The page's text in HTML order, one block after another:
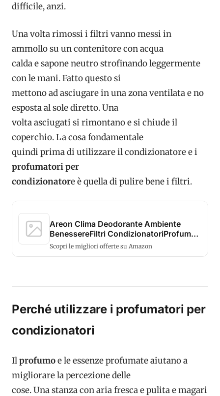
difficile, anzi.
Una volta rimossi i filtri vanno messi in
ammollo su un contenitore con acqua
calda e sapone neutro strofinando leggermente
con le mani. Fatto questo si
mettono ad asciugare in una zona ventilata e no
esposta al sole diretto. Una
volta asciugati si rimontano e si chiude il
coperchio. La cosa fondamentale
quindi prima di utilizzare il condizionatore e i
profumatori per
condizionatore è quella di pulire bene i filtri.
Areon Clima Deodorante Ambiente
BenessereFiltri CondizionatoriProfumati
Casa ...
Scopri le migliori offerte su Amazon
Perché utilizzare i profumatori per
condizionatori
Ilprofumoe le essenze profumate aiutano a
migliorare la percezione delle
cose. Una stanza con aria fresca e pulita e magari